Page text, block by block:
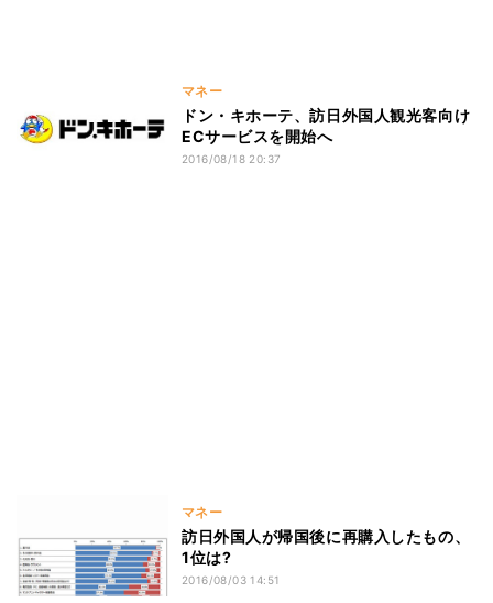
マネー
ドン・キホーテ、訪日外国人観光客向け
ECサービスを開始へ
2016/08/18 20:37
マネー
訪日外国人が帰国後に再購入したもの、
1位は?
2016/08/03 14:51